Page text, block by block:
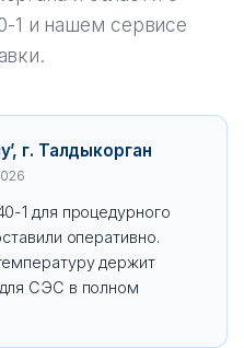
1 и нашем сервисе
г. Талдыкорган
1 для процедурного
оперативно.
держит
СЭС в полном